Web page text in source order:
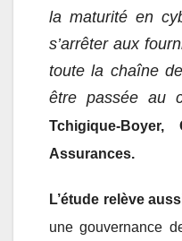
la maturité en
s’arrêter aux
toute la chaîne
être passée au
Tchigique-
Assurances.
L’étude relève
une gouvernance